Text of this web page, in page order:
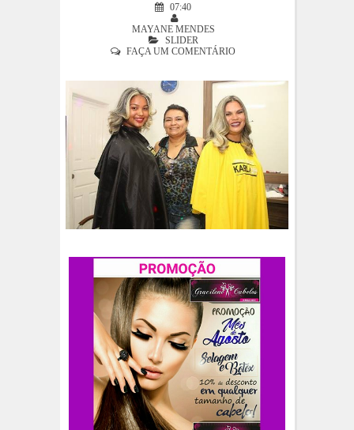
07:40
MAYANE MENDES
SLIDER
FAÇA UM COMENTÁRIO